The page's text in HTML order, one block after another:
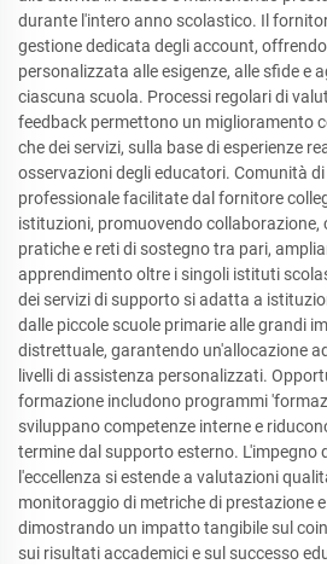
durante l'intero anno scolastico. Il
gestione dedicata degli account,
personalizzata alle esigenze, alle sfide e
ciascuna scuola. Processi regolari di
feedback permettono un miglioramento
che dei servizi, sulla base di esperienze
osservazioni degli educatori. Comunità
professionale facilitate dal fornitore
istituzioni, promuovendo collaborazione,
pratiche e reti di sostegno tra pari,
apprendimento oltre i singoli istituti
dei servizi di supporto si adatta a
dalle piccole scuole primarie alle grandi
distrettuale, garantendo un'allocazione
livelli di assistenza personalizzati.
formazione includono programmi
sviluppano competenze interne e
termine dal supporto esterno. L'impegno
l'eccellenza si estende a valutazioni
monitoraggio di metriche di prestazione
dimostrando un impatto tangibile sul
sui risultati accademici e sul successo